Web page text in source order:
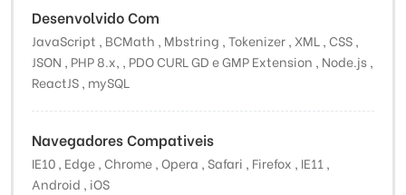
Desenvolvido Com
JavaScript , BCMath , Mbstring , Tokenizer , XML , CSS ,
JSON , PHP 8.x, , PDO CURL GD e GMP Extension , Node.js ,
ReactJS , mySQL
Navegadores Compativeis
IE10 , Edge , Chrome , Opera , Safari , Firefox , IE11 ,
Android , iOS